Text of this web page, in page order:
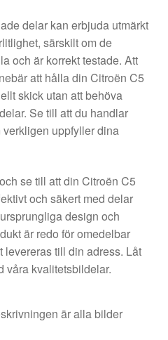
delar kan erbjuda utmärkt
särskilt om de
och är korrekt testade. Att
att hålla din Citroën C5
skick utan att behöva
Se till att du handlar
uppfyller dina
se till att din Citroën C5
och säkert med delar
design och
är redo för omedelbar
till din adress. Låt
våra kvalitetsbildelar.
är alla bilder